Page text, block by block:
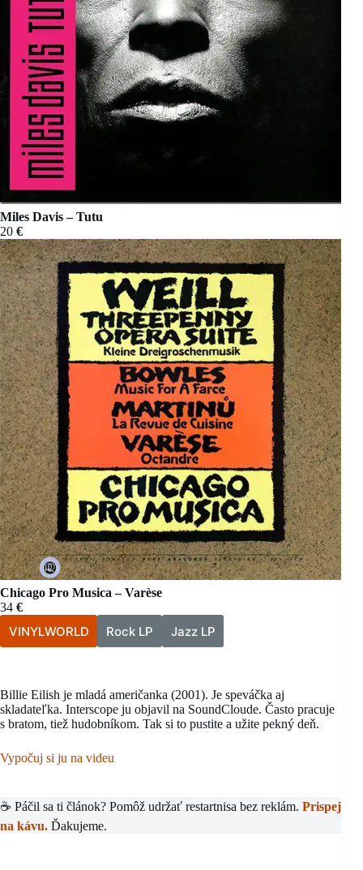
Miles Davis – Tutu
20 €
Chicago Pro Musica – Varèse
34 €
VINYLWORLD Rock LP Jazz LP
Billie Eilish je mladá američanka (2001). Je speváčka aj
skladateľka. Interscope ju objavil na SoundCloude. Často pracuje
s bratom, tiež hudobníkom. Tak si to pustite a užite pekný deň.
Vypočuj si ju na videu
☕ Páčil sa ti článok? Pomôž udržať restartnisa bez reklám. Prispej
na kávu. Ďakujeme.